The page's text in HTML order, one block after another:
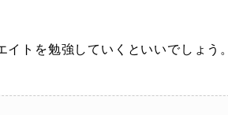
トを勉強していくといいでしょう。